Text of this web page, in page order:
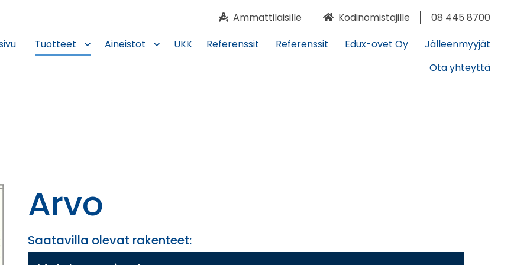
Ammattilaisille Kodinomistajille
08 445 8700
Tuotteet Aineistot UKK Referenssit Referenssit Edux-ovet Oy
Jälleenmyyjät
Ota yhteyttä
Arvo
Saatavilla olevat rakenteet: